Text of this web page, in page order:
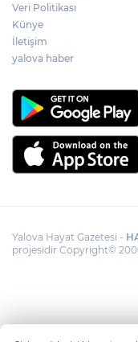
Veri Politikası
Künye
İletişim
yalova haber
Yalova Hayat Gazetesi -
projesidir Copyright©